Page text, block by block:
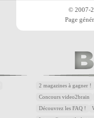
© 2007-
Page
2 magazines à gagner !
Concours video2brain
Découvrez les FAQ !